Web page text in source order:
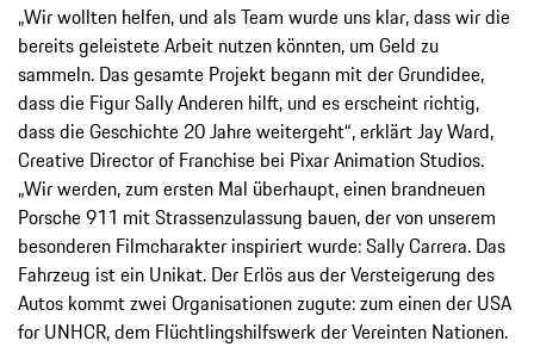
„Wir wollten helfen, und als Team wurde uns klar, dass wir die
bereits geleistete Arbeit nutzen könnten, um Geld zu
sammeln. Das gesamte Projekt begann mit der Grundidee,
dass die Figur Sally Anderen hilft, und es erscheint richtig,
dass die Geschichte 20 Jahre weitergeht“, erklärt Jay Ward,
Creative Director of Franchise bei Pixar Animation Studios.
„Wir werden, zum ersten Mal überhaupt, einen brandneuen
Porsche 911 mit Strassenzulassung bauen, der von unserem
besonderen Filmcharakter inspiriert wurde: Sally Carrera. Das
Fahrzeug ist ein Unikat. Der Erlös aus der Versteigerung des
Autos kommt zwei Organisationen zugute: zum einen der USA
for UNHCR, dem Flüchtlingshilfswerk der Vereinten Nationen.